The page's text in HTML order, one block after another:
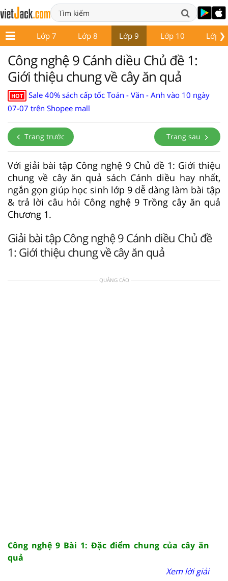
❯
6 Lớp 7 Lớp 8 Lớp 9 Lớp 10 Lớp
Công nghệ 9 Cánh diều Chủ đề 1:
Giới thiệu chung về cây ăn quả
HOT
Sale 40% sách cấp tốc Toán - Văn - Anh vào 10 ngày
07-07 trên Shopee mall
Trang trước Trang sau
Với giải bài tập Công nghệ 9 Chủ đề 1: Giới thiệu
chung về cây ăn quả sách Cánh diều hay nhất,
ngắn gọn giúp học sinh lớp 9 dễ dàng làm bài tập
& trả lời câu hỏi Công nghệ 9 Trồng cây ăn quả
Chương 1.
Giải bài tập Công nghệ 9 Cánh diều Chủ đề
1: Giới thiệu chung về cây ăn quả
QUẢNG CÁO
Công nghệ 9 Bài 1: Đặc điểm chung của cây ăn
quả
Xem lời giải